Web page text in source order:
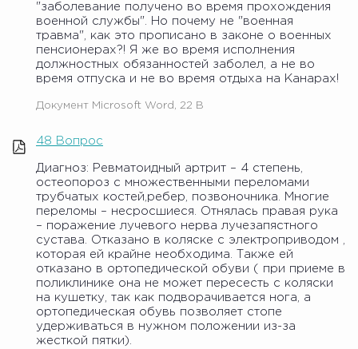
"заболевание получено во время прохождения
военной службы". Но почему не "военная
травма", как это прописано в законе о военных
пенсионерах?! Я же во время исполнения
должностных обязанностей заболел, а не во
время отпуска и не во время отдыха на Канарах!
Документ Microsoft Word, 22 B
48 Вопрос
Диагноз: Ревматоидный артрит – 4 степень,
остеопороз с множественными переломами
трубчатых костей,ребер, позвоночника. Многие
переломы – несросшиеся. Отнялась правая рука
– поражение лучевого нерва лучезапястного
сустава. Отказано в коляске с электроприводом ,
которая ей крайне необходима. Также ей
отказано в ортопедической обуви ( при приеме в
поликлинике она не может пересесть с коляски
на кушетку, так как подворачивается нога, а
ортопедическая обувь позволяет стопе
удерживаться в нужном положении из-за
жесткой пятки).